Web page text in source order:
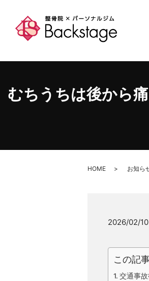
むちうちは後から
HOME お知ら
2026/02/10
この記
交通事